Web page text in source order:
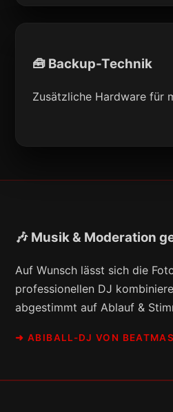
🧰 Backup-Technik
Zusätzliche Hardware für
🎶 Musik & Moderation
Auf Wunsch lässt sich die
professionellen DJ
abgestimmt auf Ablauf &
➜ ABIBALL-DJ VON